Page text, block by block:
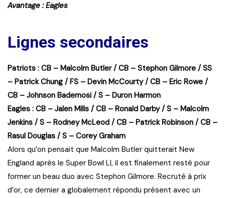
Avantage : Eagles
Lignes secondaires
Patriots : CB – Malcolm Butler / CB – Stephon Gilmore / SS
– Patrick Chung / FS – Devin McCourty / CB – Eric Rowe /
CB – Johnson Bademosi / S – Duron Harmon
Eagles : CB – Jalen Mills / CB – Ronald Darby / S – Malcolm
Jenkins / S – Rodney McLeod / CB – Patrick Robinson / CB –
Rasul Douglas / S – Corey Graham
Alors qu’on pensait que Malcolm Butler quitterait New
England après le Super Bowl LI, il est finalement resté pour
former un beau duo avec Stephon Gilmore. Recruté à prix
d’or, ce dernier a globalement répondu présent avec un